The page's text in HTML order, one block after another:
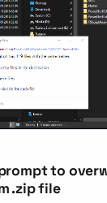
to
.zip file